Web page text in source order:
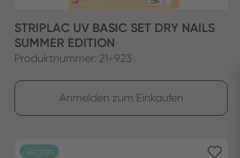
STRIPLAC UV BASIC SET DRY NAILS
SUMMER EDITION
Produktnummer: 21-923
Anmelden zum Einkaufen
Vegan